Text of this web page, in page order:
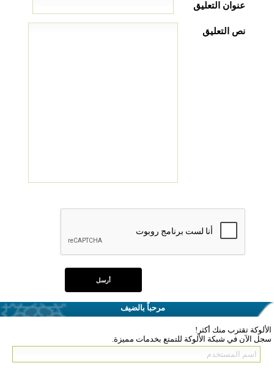
عنوان التعليق
نص التعليق
مرحباً بالضيف
الألوكة تقترب منك أكثر!
سجل الآن في شبكة الألوكة للتمتع بخدمات مميزة.